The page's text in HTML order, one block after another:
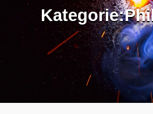
Kategorie: